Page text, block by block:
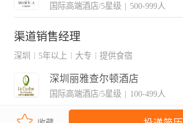
国际高端酒店/5星级 | 500-999人
渠道销售经理
深圳 5年以上 大专 提供食宿
深圳丽雅查尔顿酒店
国际高端酒店/5星级 | 100-499人